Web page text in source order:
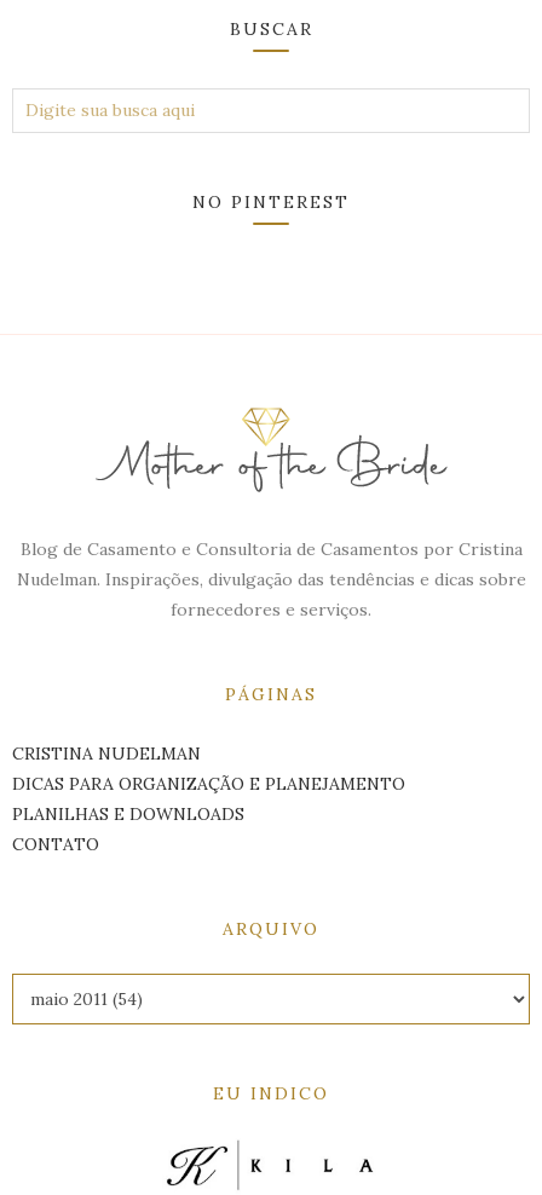
BUSCAR
NO PINTEREST
Blog de Casamento e Consultoria de Casamentos por Cristina
Nudelman. Inspirações, divulgação das tendências e dicas sobre
fornecedores e serviços.
PÁGINAS
CRISTINA NUDELMAN
DICAS PARA ORGANIZAÇÃO E PLANEJAMENTO
PLANILHAS E DOWNLOADS
CONTATO
ARQUIVO
EU INDICO